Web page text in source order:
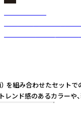
合わせたセッ
のあるカラ